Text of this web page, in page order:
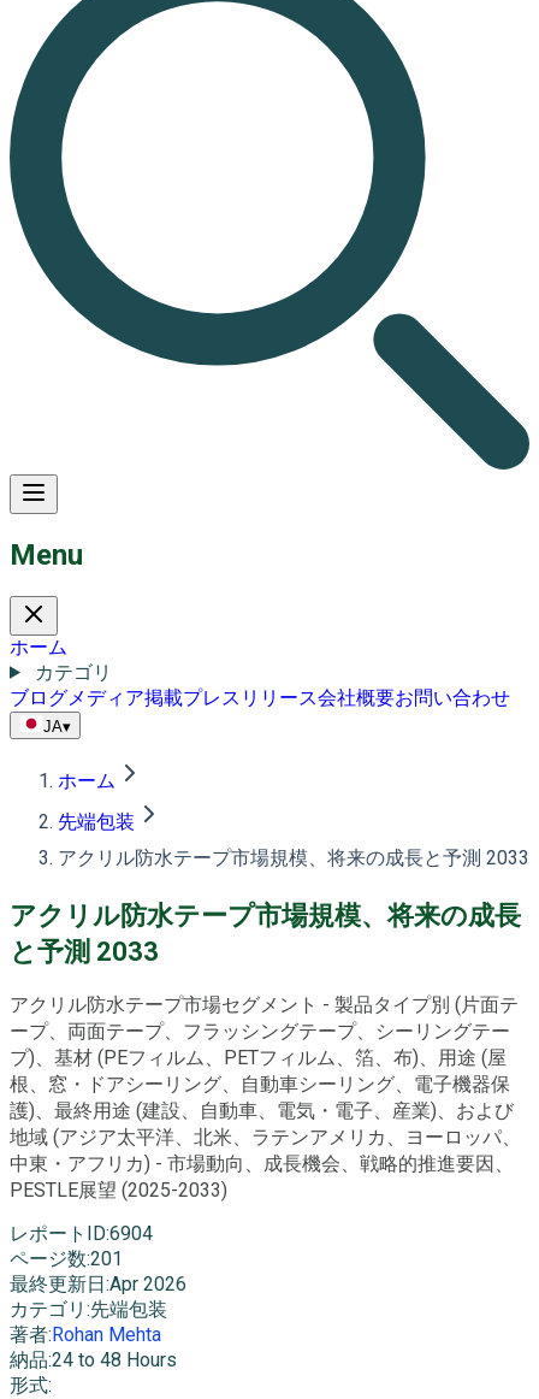
Menu
ホーム
カテゴリ
ブログメディア掲載プレスリリース会社概要お問い合わせ
JA▾
ホーム
先端包装
アクリル防水テープ市場規模、将来の成長と予測 2033
アクリル防水テープ市場規模、将来の成長
と予測 2033
アクリル防水テープ市場セグメント - 製品タイプ別 (片面テ
ープ、両面テープ、フラッシングテープ、シーリングテー
プ)、基材 (PEフィルム、PETフィルム、箔、布)、用途 (屋
根、窓・ドアシーリング、自動車シーリング、電子機器保
護)、最終用途 (建設、自動車、電気・電子、産業)、および
地域 (アジア太平洋、北米、ラテンアメリカ、ヨーロッパ、
中東・アフリカ) - 市場動向、成長機会、戦略的推進要因、
PESTLE展望 (2025-2033)
レポートID:6904
ページ数:201
最終更新日 :Apr 2026
カテゴリ :先端包装
著者: Rohan Mehta
納品:24 to 48 Hours
形式: